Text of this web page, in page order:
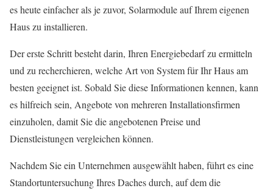
es heute einfacher als je zuvor, Solarmodule auf Ihrem eigenen
Haus zu installieren.
Der erste Schritt besteht darin, Ihren Energiebedarf zu ermitteln
und zu recherchieren, welche Art von System für Ihr Haus am
besten geeignet ist. Sobald Sie diese Informationen kennen, kann
es hilfreich sein, Angebote von mehreren Installationsfirmen
einzuholen, damit Sie die angebotenen Preise und
Dienstleistungen vergleichen können.
Nachdem Sie ein Unternehmen ausgewählt haben, führt es eine
Standortuntersuchung Ihres Daches durch, auf dem die